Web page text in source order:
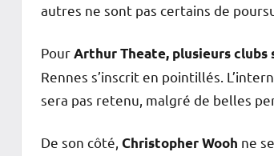
autres ne sont pas certains de
PourArthur Theate, plusieurs clubs
Rennes s’inscrit en pointillés.
sera pas retenu, malgré de belles
De son côté, Christopher Wooh ne